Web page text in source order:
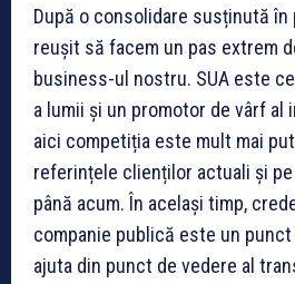
După o consolidare susținută în
reușit să facem un pas extrem
business-ul nostru. SUA este
a lumii și un promotor de vârf al
aici competiția este mult mai
referințele clienților actuali și
până acum. În același timp,
companie publică este un
ajuta din punct de vedere al